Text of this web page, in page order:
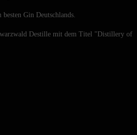
Gin Deutschlands.
Destille mit dem Titel "Distillery of